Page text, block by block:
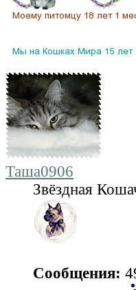
Таша0906
Звёздная
Сообщения: